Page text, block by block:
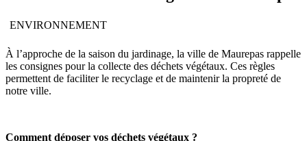
ENVIRONNEMENT
À l’approche de la saison du jardinage, la ville de Maurepas rappelle
les consignes pour la collecte des déchets végétaux. Ces règles
permettent de faciliter le recyclage et de maintenir la propreté de
notre ville.
Comment déposer vos déchets végétaux ?